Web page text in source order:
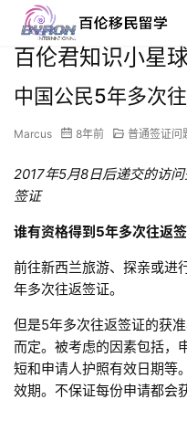
百伦君知识小星
中国公民5年多次
Marcus 8年前 普通签证问
2017年5月8日后递交的访
签证
谁有资格得到5年多次往返签
前往新西兰旅游、探亲或进
年多次往返签证。
但是5年多次往返签证的获
而定。被考虑的因素包括，
短和申请人护照有效日期等
效期。不保证每份申请都会